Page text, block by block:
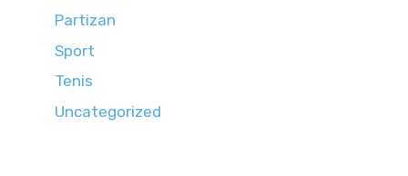
Partizan
Sport
Tenis
Uncategorized